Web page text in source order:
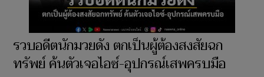
รวบอดีตนักมวยดัง ตกเป็นผู้ต้องสงสัยฉก
ทรัพย์ ค้นตัวเจอไอซ์-อุปกรณ์เสพครบมือ